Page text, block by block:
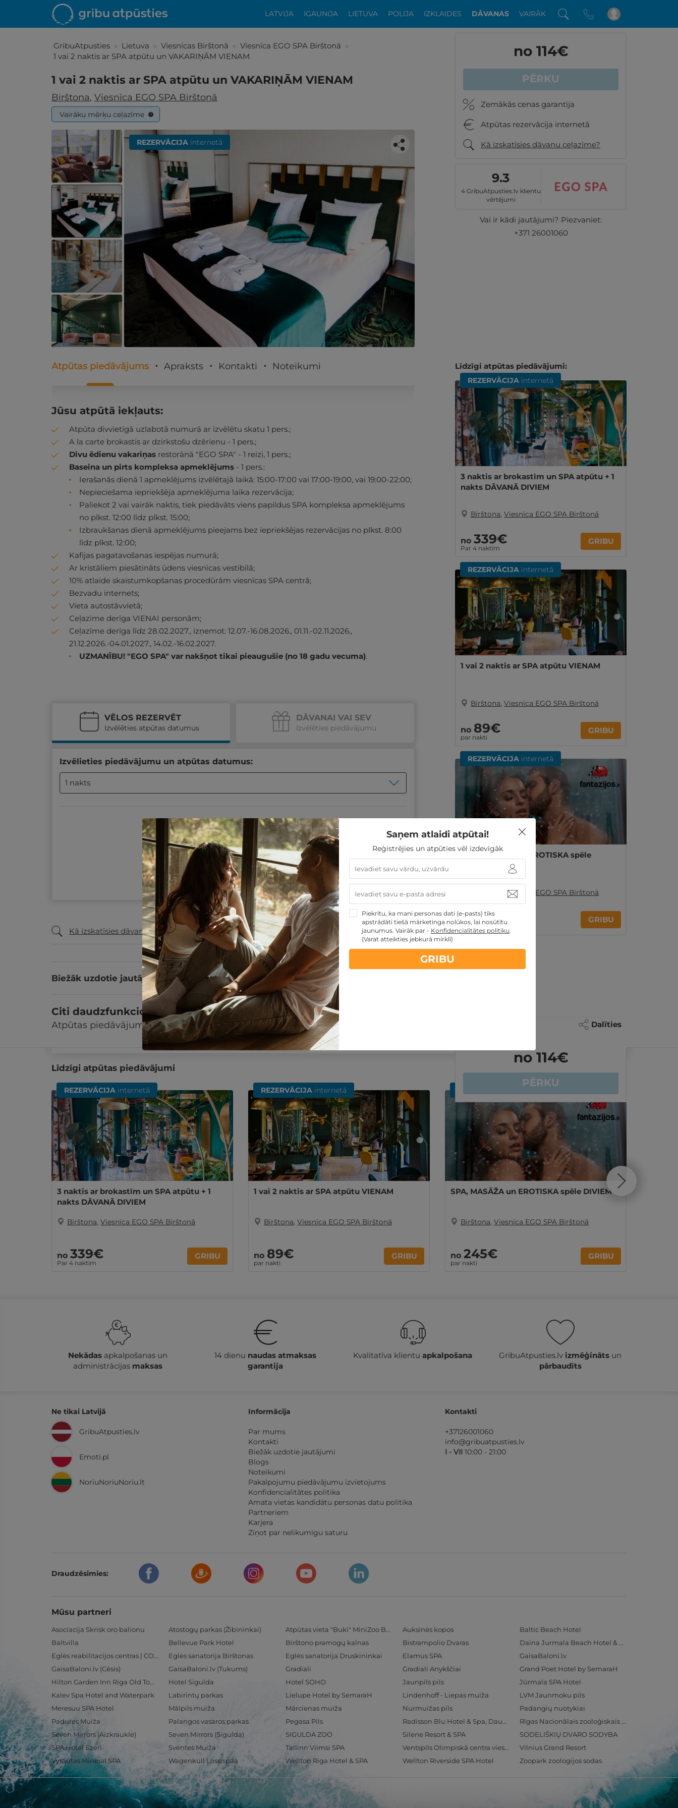
LATVIJA IGAUNIJA LIETUVA POLIJA IZKLAIDES DĀVANAS VAIRĀK
GribuAtpusties » Lietuva » Viesnīcas Birštonā » Viesnīca EGO SPA Birštonā »
1 vai 2 naktis ar SPA atpūtu un VAKARIŅĀM VIENAM
1 vai 2 naktis ar SPA atpūtu un VAKARIŅĀM VIENAM
Birštona, Viesnīca EGO SPA Birštonā
Vairāku mērķu ceļazīme ?
REZERVĀCIJA internetā
Iepatikās šis piedāvājums?
Līdz brīnišķīgai atpūtai atlikuši tikai daži soļi
PĒRKU
no 114€
PĒRKU
Zemākās cenas garantija
Atpūtas rezervācija internetā
Kā izskatīsies dāvanu ceļazīme?
9.3
4 GribuAtpusties.lv klientu
vērtējumi
Vai ir kādi jautājumi? Piezvaniet:
+371 26001060
Atpūtas piedāvājums Apraksts Kontakti Noteikumi
Jūsu atpūtā iekļauts:
Atpūta divvietīgā uzlabotā numurā ar izvēlētu skatu 1 pers.;
A la carte brokastis ar dzirkstošu dzērienu - 1 pers.;
Divu ēdienu vakariņas restorānā "EGO SPA" - 1 reizi, 1 pers.;
Baseina un pirts kompleksa apmeklējums - 1 pers.:
Ierašanās dienā 1 apmeklējums izvēlētajā laikā: 15:00-17:00 vai 17:00-19:00, vai 19:00-22:00;
Nepieciešama iepriekšēja apmeklējuma laika rezervācija;
Paliekot 2 vai vairāk naktis, tiek piedāvāts viens papildus SPA kompleksa apmeklējums
no plkst. 12:00 līdz plkst. 15:00;
Izbraukšanas dienā apmeklējums pieejams bez iepriekšējas rezervācijas no plkst. 8:00
līdz plkst. 12:00;
Kafijas pagatavošanas iespējas numurā;
Ar kristāliem piesātināts ūdens viesnīcas vestibilā;
10% atlaide skaistumkopšanas procedūrām viesnīcas SPA centrā;
Bezvadu internets;
Vieta autostāvvietā;
Ceļazīme derīga VIENAI personām;
Ceļazīme derīga līdz 28.02.2027., izņemot: 12.07.-16.08.2026., 01.11.-02.11.2026.,
21.12.2026.-04.01.2027., 14.02.-16.02.2027.
UZMANĪBU! "EGO SPA" var nakšņot tikai pieaugušie (no 18 gadu vecuma).
VĒLOS REZERVĒT
Izvēlēties atpūtas datumus
DĀVANAI VAI SEV
Izvēlēties piedāvājumu
Izvēlieties piedāvājumu un atpūtas datumus:
1 nakts
PĒRKU
Kā izskatīsies dāvanu ceļazīme?
Biežāk uzdotie jautājumi
Atpūtas piedāvājums Apraksts Kontakti Noteikumi Dalīties
no 114€
PĒRKU
Līdzīgi atpūtas piedāvājumi:
REZERVĀCIJA internetā
3 naktis ar brokastīm un SPA atpūtu + 1
nakts DĀVANĀ DIVIEM
Birštona, Viesnīca EGO SPA Birštonā
no 339€
Par 4 naktīm
GRIBU
REZERVĀCIJA internetā
1 vai 2 naktis ar SPA atpūtu VIENAM
Birštona, Viesnīca EGO SPA Birštonā
no 89€
par nakti
GRIBU
REZERVĀCIJA internetā
SPA, MASĀŽA un EROTISKA spēle
Viesnīca EGO SPA Birštonā
no245€
par nakti
GRIBU
Citi daudzfunkcionālās dāvanu kartes piedāvājumi:
Pārskatīt citus daudzfunkcionālās dāvanu kartes TOP piedāvājumus
Līdzīgi atpūtas piedāvājumi
REZERVĀCIJA internetā
3 naktis ar brokastīm un SPA atpūtu + 1
nakts DĀVANĀ DIVIEM
Birštona, Viesnīca EGO SPA Birštonā
no 339€
Par 4 naktīm
GRIBU
REZERVĀCIJA internetā
1 vai 2 naktis ar SPA atpūtu VIENAM
Birštona, Viesnīca EGO SPA Birštonā
no 89€
par nakti
GRIBU
SPA, MASĀŽA un EROTISKA spēle DIVIEM
Birštona, Viesnīca EGO SPA Birštonā
no 245€
par nakti
GRIBU
Nekādasapkalpošanas un
administrācijas maksas
14 dienu naudas atmaksas
garantija
Kvalitatīva klientuapkalpošana GribuAtpusties.lv izmēģināts un
pārbaudīts
Ne tikai Latvijā
GribuAtpusties.lv
Emoti.pl
NoriuNoriuNoriu.lt
Informācija
Par mums
Kontakti
Biežāk uzdotie jautājumi
Blogs
Noteikumi
Pakalpojumu piedāvājumu izvietojums
Konfidencialitātes politika
Amata vietas kandidātu personas datu politika
Partneriem
Karjera
Ziņot par nelikumīgu saturu
Kontakti
+37126001060
info@gribuatpusties.lv
I - VII 10:00 - 21:00
Draudzēsimies:
Mūsu partneri
Asociacija Skrisk oro balionu Atostogų parkas (Žibininkai) Atpūtas vieta "Buki" MiniZoo BUKS Auksinės kopos
Baltic Beach Hotel
Baltvilla
Bellevue Park Hotel Birštono pramogų kalnas Bistrampolio Dvaras
Daina Jurmala Beach Hotel & SPA
Eglės reabilitacijos centras | CORE
Eglės sanatorija Birštonas Eglės sanatorija Druskininkai Elamus SPA
GaisaBaloni.lv
GaisaBaloni.lv (Cēsis)
GaisaBaloni.lv (Tukums) Gradiali Gradiali Anykščiai
Grand Poet Hotel by SemaraH
Hilton Garden Inn Riga Old Town
Hotel Sigulda Hotel SOHO Jaunpils pils
Jūrmala SPA Hotel
Kalev Spa Hotel and Waterpark
Labirintų parkas Lielupe Hotel by SemaraH Lindenhoff - Liepas muiža
LVM Jaunmoku pils
Meresuu SPA Hotel
Mālpils muiža Mārcienas muiža Nurmuižas pils
Padangių nuotykiai
Padures Muiža
Palangos vasaros parkas Pegasa Pils Radisson Blu Hotel & Spa, Daugava Riga
Rīgas Nacionālais zooloģiskais dārzs
Seven Mirrors (Aizkraukle)
Seven Mirrors (Sigulda) SIGULDA ZOO Silene Resort & SPA
SODELIŠKIŲ DVARO SODYBA
SPA Hotel Ezeri
Sventes Muiža Tallinn Viimsi SPA Ventspils Olimpiskā centra viesnīca
Vilnius Grand Resort
Vytautas Mineral SPA
Wagenküll Lossispaa Wellton Riga Hotel & SPA Wellton Riverside SPA Hotel Zoopark zoologijos sodas
Saņem atlaidi atpūtai!
Reģistrējies un atpūties vēl izdevīgāk
Piekrītu, ka mani personas dati (e-pasts) tiks
apstrādāti tiešā mārketinga nolūkos, lai nosūtītu
jaunumus. Vairāk par - Konfidencialitātes politiku.
(Varat atteikties jebkurā mirklī)
GRIBU